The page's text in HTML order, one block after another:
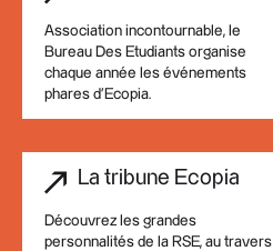
Association incontournable, le
Bureau Des Etudiants organise
chaque année les événements
phares d'Ecopia.
La tribune Ecopia
Découvrez les grandes
personnalités de la RSE, au travers